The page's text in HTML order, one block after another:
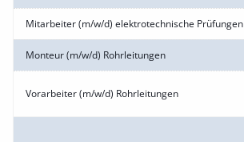
Mitarbeiter (m/w/d) elektrotechnische Prüfungen
Monteur (m/w/d) Rohrleitungen
Vorarbeiter (m/w/d) Rohrleitungen